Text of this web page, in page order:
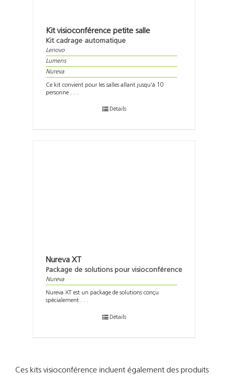
Kit visioconférence petite salle
Kit cadrage automatique
Lenovo
Lumens
Nureva
Ce kit convient pour les salles allant jusqu'à 10
personne . . .
Détails
Nureva XT
Package de solutions pour visioconférence
Nureva
Nureva XT est un package de solutions conçu
spécialement . . .
Détails
Ces kits visioconférence incluent également des produits